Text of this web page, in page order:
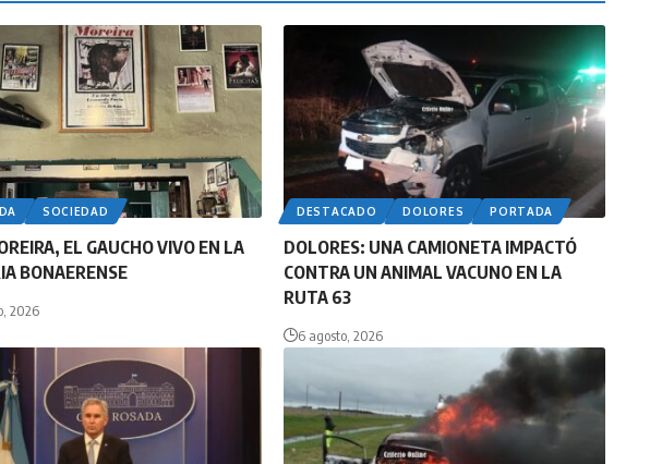
SOCIEDAD
EL GAUCHO VIVO EN LA
BONAERENSE
2026
DESTACADO DOLORES PORTADA
DOLORES: UNA CAMIONETA IMPACTÓ
CONTRA UN ANIMAL VACUNO EN LA
RUTA 63
6 agosto, 2026